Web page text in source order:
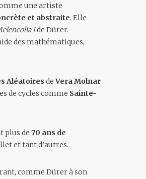
une artiste
et abstraite. Elle
Ide Dürer.
des mathématiques,
Aléatoires deVera Molnar
de cycles comme Sainte-
plus de 70 ans de
et tant d’autres.
comme Dürer à son